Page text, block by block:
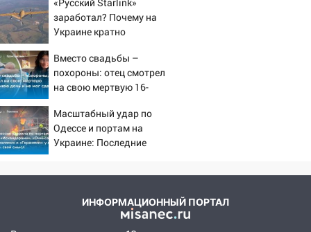
заработал? Почему на
Украине кратно
попаданий по объектам
ВСУ
Вместо свадьбы –
похороны: отец смотрел
на свою мертвую 16-
сдержать слезы
Масштабный удар по
Одессе и портам на
Украине: Последние
ИНФОРМАЦИОННЫЙ ПОРТАЛ